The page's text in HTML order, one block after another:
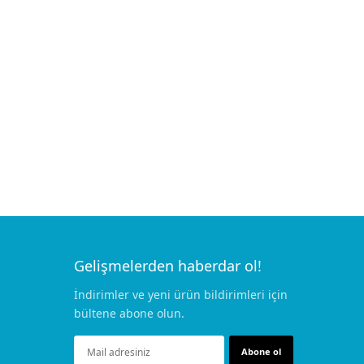
€155.00
Gelişmelerden haberdar ol!
İndirimler ve yeni ürün bildirimleri için
bültene abone olun.
Abone ol